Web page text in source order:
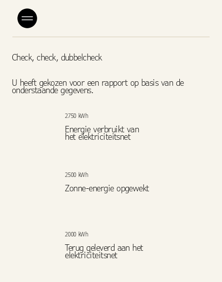
Check, check, dubbelcheck
U heeft gekozen voor een rapport op basis van de
onderstaande gegevens.
2750 kWh
Energie verbruikt van
het elektriciteitsnet
2500 kWh
Zonne-energie opgewekt
2000 kWh
Terug geleverd aan het
elektriciteitsnet